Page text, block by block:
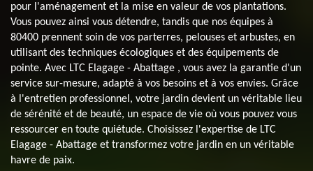
pour l'aménagement et la mise en valeur de vos plantations.
Vous pouvez ainsi vous détendre, tandis que nos équipes à
80400 prennent soin de vos parterres, pelouses et arbustes, en
utilisant des techniques écologiques et des équipements de
pointe. Avec LTC Elagage - Abattage , vous avez la garantie d'un
service sur-mesure, adapté à vos besoins et à vos envies. Grâce
à l'entretien professionnel, votre jardin devient un véritable lieu
de sérénité et de beauté, un espace de vie où vous pouvez vous
ressourcer en toute quiétude. Choisissez l'expertise de LTC
Elagage - Abattage et transformez votre jardin en un véritable
havre de paix.